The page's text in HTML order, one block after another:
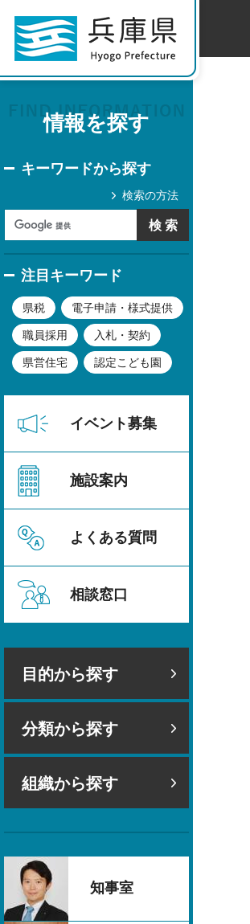
情報を探す
キーワードから探す
検索の方法
注目キーワード
県税 電子申請・様式提供
職員採用 入札・契約
県営住宅 認定こども園
イベント募集
施設案内
よくある質問
相談窓口
目的から探す
分類から探す
組織から探す
知事室